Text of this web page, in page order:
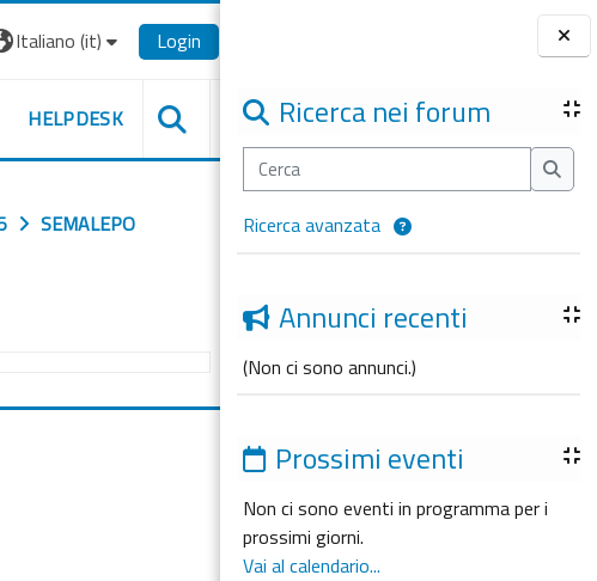
Blocchi
Ricerca nei forum
Cerca
Cerca
Ricerca avanzata
Annunci recenti
(Non ci sono annunci.)
Prossimi eventi
Non ci sono eventi in programma per i
prossimi giorni.
Vai al calendario...
Italiano ‎(it)‎ Login
HELPDESK
SEMALEPO